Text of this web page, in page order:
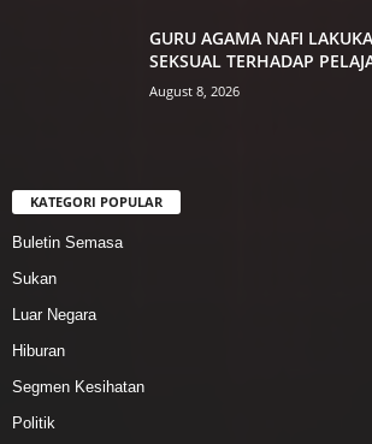
GURU AGAMA NAFI
SEKSUAL TERHADAP
August 8, 2026
KATEGORI POPULAR
Buletin Semasa
Sukan
Luar Negara
Hiburan
Segmen Kesihatan
Politik